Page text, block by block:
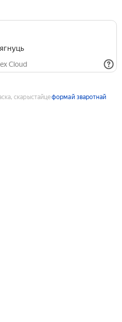
Cloud
скарыстайцеформай зваротнай